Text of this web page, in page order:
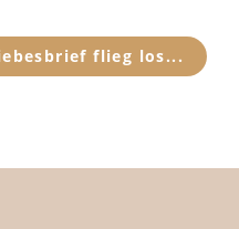
flieg los...